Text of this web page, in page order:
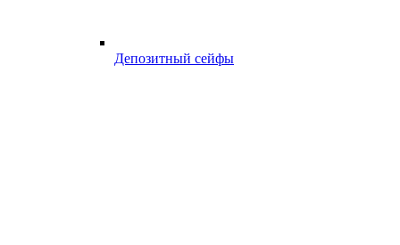
Депозитный сейфы